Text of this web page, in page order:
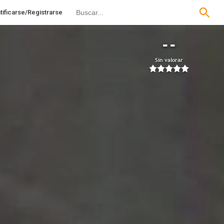
Registrarse
--
Sin valorar